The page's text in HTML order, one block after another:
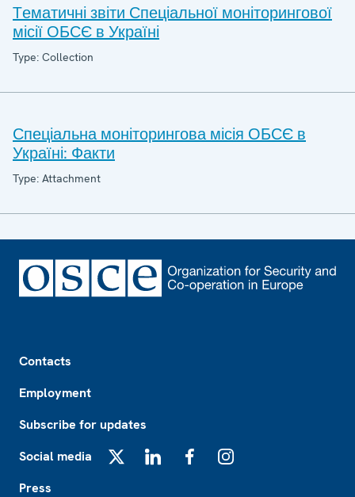
Tематичні звіти Спеціальної моніторингової
місії ОБСЄ в Україні
Type: Collection
Спеціальна моніторингова місія ОБСЄ в
Україні: Факти
Type: Attachment
Contacts
Employment
Subscribe for updates
Social media
Press